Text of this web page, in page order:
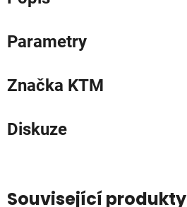
Parametry
Značka KTM
Diskuze
Související produkty